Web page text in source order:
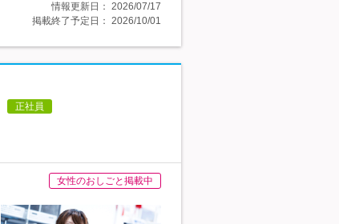
情報更新日： 2026/07/17
掲載終了予定日： 2026/10/01
正社員
女性のおしごと掲載中